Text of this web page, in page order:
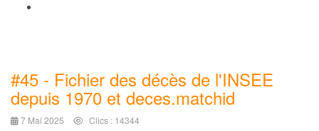
#45 - Fichier des décès de l'INSEE
depuis 1970 et deces.matchid
7 Mai 2025 Clics : 14344